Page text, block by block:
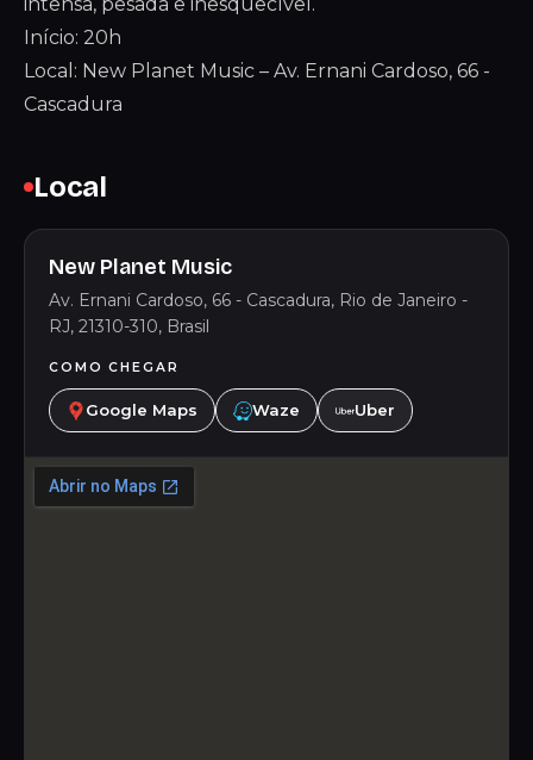
Início: 20h
Local: New Planet Music – Av. Ernani Cardoso, 66 -
Cascadura
Local
New Planet Music
Av. Ernani Cardoso, 66 - Cascadura, Rio de Janeiro -
RJ, 21310-310, Brasil
COMO CHEGAR
Google Maps Waze Uber